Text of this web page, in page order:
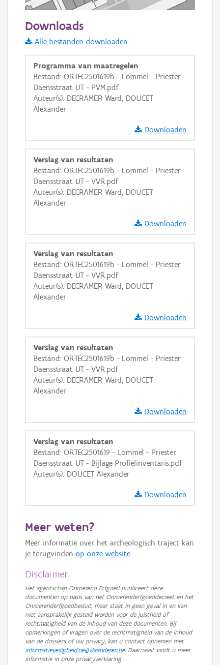
Informatie Vlaanderen
i
+ −
Basis Lagen
OSM-Basiskaart
Ortho
Downloads
Alle bestanden downloaden
Programma van maatregelen
Bestand: ORTEC2501619b - Lommel - Priester
Daensstraat UT - PVM.pdf
Auteur(s): DECRAMER Ward, DOUCET
Alexander
Downloaden
Verslag van resultaten
Bestand: ORTEC2501619b - Lommel - Priester
Daensstraat UT - VVR.pdf
Auteur(s): DECRAMER Ward, DOUCET
Alexander
Downloaden
Verslag van resultaten
Bestand: ORTEC2501619b - Lommel - Priester
Daensstraat UT - VVR.pdf
Auteur(s): DECRAMER Ward, DOUCET
Alexander
Downloaden
Verslag van resultaten
Bestand: ORTEC2501619b - Lommel - Priester
Daensstraat UT - VVR.pdf
Auteur(s): DECRAMER Ward, DOUCET
Alexander
Downloaden
Verslag van resultaten
Bestand: ORTEC2501619 - Lommel - Priester
Daensstraat UT - Bijlage Profielinventaris.pdf
Auteur(s): DOUCET Alexander
Downloaden
Meer weten?
Meer informatie over het archeologisch traject kan
je terugvinden op onze website.
Disclaimer
Het agentschap Onroerend Erfgoed publiceert deze
documenten op basis van het Onroerenderfgoeddecreet en het
Onroerenderfgoedbesluit, maar staat in geen geval in en kan
niet aansprakelijk gesteld worden voor de juistheid of
rechtmatigheid van de inhoud van deze documenten. Bij
opmerkingen of vragen over de rechtmatigheid van de inhoud
van de dossiers of uw privacy, kan u contact opnemen met
informatieveiligheid.oe@vlaanderen.be. Daarnaast vindt u meer
informatie in onze privacyverklaring.